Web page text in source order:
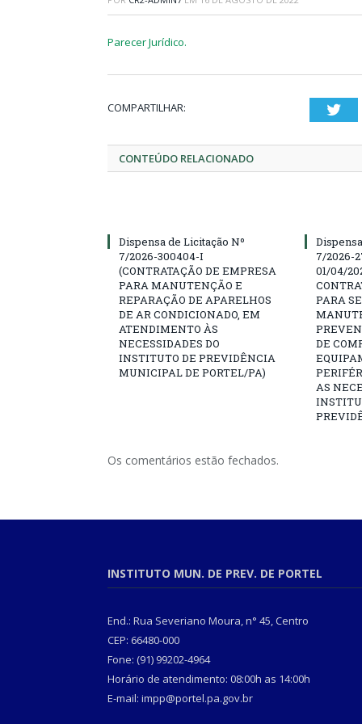
Parecer Jurídico.
COMPARTILHAR:
CONTEÚDO RELACIONADO
Dispensa de Licitação Nº
7/2026-300404-I
(CONTRATAÇÃO DE EMPRESA
PARA MANUTENÇÃO E
REPARAÇÃO DE APARELHOS
DE AR CONDICIONADO, EM
ATENDIMENTO ÀS
NECESSIDADES DO
INSTITUTO DE PREVIDÊNCIA
MUNICIPAL DE PORTEL/PA)
7/2026-
01/04/
PARA
DE
AS
Os comentários estão fechados.
INSTITUTO MUN. DE PREV. DE PORTEL
End.: Rua Severiano Moura, n° 45, Centro
CEP: 66480-000
Fone: (91) 99202-4964
Horário de atendimento: 08:00h as 14:00h
E-mail: impp@portel.pa.gov.br